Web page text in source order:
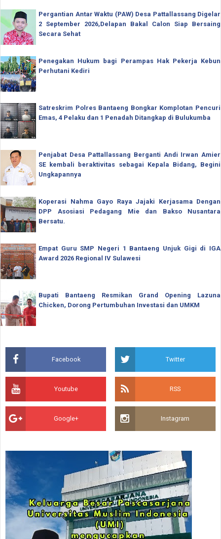
Pergantian Antar Waktu (PAW) Desa Pattallassang Digelar
2 September 2026,Delapan Bakal Calon Siap Bersaing
Secara Sehat
Penegakan Hukum bagi Perampas Hak Pekerja Kebun
Perhutani Kediri
Satreskrim Polres Bantaeng Bongkar Komplotan Pencuri
Emas, 4 Pelaku dan 1 Penadah Ditangkap di Bulukumba
Penjabat Desa Pattallassang Berganti Andi Irwan Amier
SE kembali beraktivitas sebagai Kepala Bidang, Begini
Ungkapannya
Koperasi Nahma Gayo Raya Jajaki Kerjasama Dengan
DPP Asosiasi Pedagang Mie dan Bakso Nusantara
Bersatu.
Empat Guru SMP Negeri 1 Bantaeng Unjuk Gigi di IGA
Award 2026 Regional IV Sulawesi
Bupati Bantaeng Resmikan Grand Opening Lazuna
Chicken, Dorong Pertumbuhan Investasi dan UMKM
Facebook Twitter
Youtube RSS
Google+ Instagram